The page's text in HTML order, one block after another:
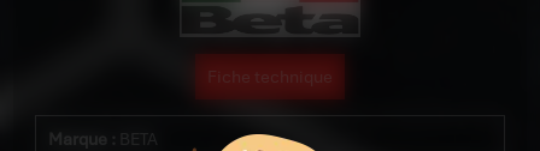
Marque : BETA